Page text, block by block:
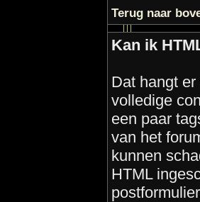
Terug naar
Kan ik
Dat hangt
volledige
een paar
van het
kunnen
HTML